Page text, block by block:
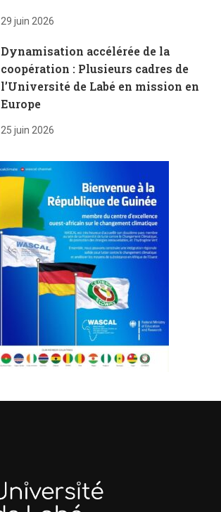
29 juin 2026
Dynamisation accélérée de la
coopération : Plusieurs cadres de
l’Université de Labé en mission en
Europe
25 juin 2026